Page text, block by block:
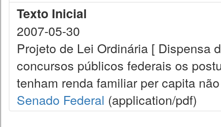
Texto Inicial
2007-05-30
Projeto de Lei Ordinária [ Dispensa
concursos públicos federais os
tenham renda familiar per capita
Senado Federal (application/pdf)